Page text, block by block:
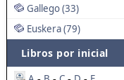
Gallego (33)
Euskera (79)
Libros por inicial